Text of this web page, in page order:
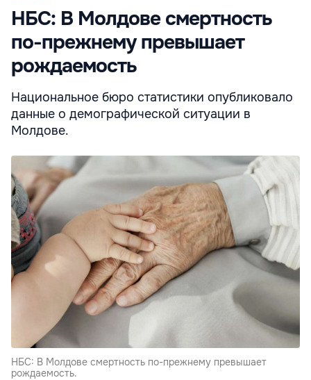
НБС: В Молдове смертность
по-прежнему превышает
рождаемость
Национальное бюро статистики опубликовало
данные о демографической ситуации в
Молдове.
НБС: В Молдове смертность по-прежнему превышает
рождаемость.